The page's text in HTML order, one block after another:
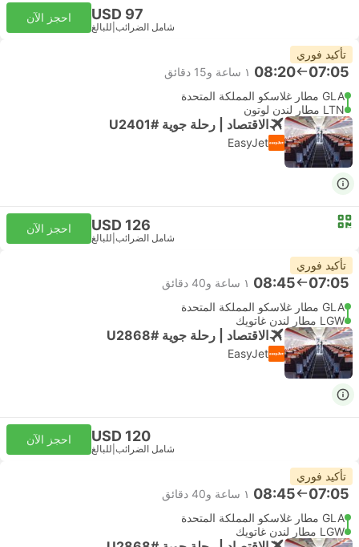
USD 97
شامل الضرائب للبالغ
احجز الآن
تأكيد فوري
07:05
08:20 ١ ساعة و‫15 دقائق
GLA مطار غلاسكو المملكة المتحدة
LTN مطار لندن لوتون
الاقتصاد | رحلة جوية #U2401
EasyJet
USD 126
شامل الضرائب للبالغ
احجز الآن
تأكيد فوري
07:05
08:45 ١ ساعة و‫40 دقائق
GLA مطار غلاسكو المملكة المتحدة
LGW مطار لندن غاتويك
الاقتصاد | رحلة جوية #U2868
EasyJet
USD 120
شامل الضرائب للبالغ
احجز الآن
تأكيد فوري
07:05
08:45 ١ ساعة و‫40 دقائق
GLA مطار غلاسكو المملكة المتحدة
LGW مطار لندن غاتويك